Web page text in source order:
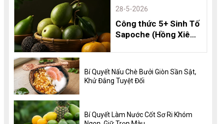
28-5-2026
Công thức 5+ Sinh Tố
Sapoche (Hồng Xiêm)
Dưỡng và 8 Lợi Ích
Không Thể Bỏ Qua
Bí Quyết Nấu Chè Bưởi Giòn Sần Sật,
Khử Đắng Tuyệt Đối
Bí Quyết Làm Nước Cốt Sơ Ri Khóm